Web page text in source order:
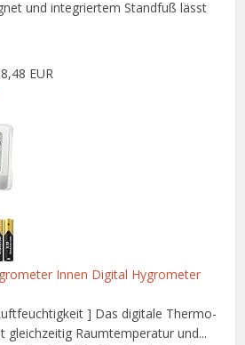
und integriertem Standfuß lässt
8,48 EUR
Innen Digital Hygrometer
] Das digitale Thermo-
gleichzeitig Raumtemperatur und...